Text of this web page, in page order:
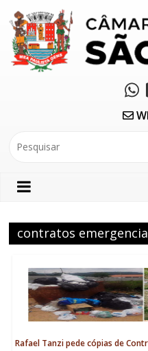
contratos
Rafael Tanzi pede cópias de